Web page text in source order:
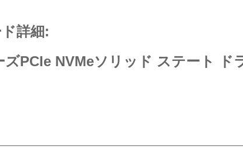
詳細:
PCIe NVMeソリッド ステート ド